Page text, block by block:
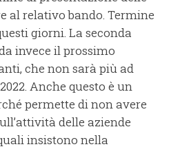
al relativo bando. Termine
giorni. La seconda
invece il prossimo
che non sarà più ad
Anche questo è un
permette di non avere
delle aziende
insistono nella